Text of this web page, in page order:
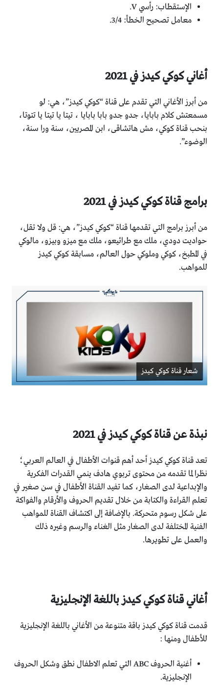
الإستقطاب: رأسي V.
معامل تصحيح الخطأ: 3/4.
أغاني كوكي كيدز في 2021
من أبرز الأغاني التي تقدم على قناة “كوكي كيدز”، هي: لو
مسمعتش كلام بابايا، جدو جدو بابا بابايا ، تيتا يا تيتا يا تتوتا،
بنحب قناة كوكي، مش هاتشاقى، ابن المصريين، سنة ورا سنة،
الوضوء”.
برامج قناة كوكي كيدز في 2021
من أبرز برامج التي تقدمها قناة “كوكي كيدز”، هي: قل ولا تقل،
حواديت دودي، ملك مع طرائيعو، ملك مع ميزو وبيزو، مالوكي
في المطبخ، كوكي وملوكي حول العالم، مسابقة كوكي كيدز
للمواهب.
شعار قناة كوكي كيدز
نبذة عن قناة كوكي كيدز في 2021
تعد قناة كوكي كيدز أحد أهم قنوات الأطفال في العالم العربي؛
نظرا لما تقدمه من محتوى تربوي هادف ينمي القدرات الفكرية
والإبداعية لدى الصغار، كما تفيد القناة الأطفال في سن صغير في
تعلم القراءة والكتابة من خلال تقديم الحروف والأرقام والفواكة
على شكل رسوم متحركة. بالإضافة إلى اكتشاف القناة للمواهب
الفنية المختلفة لدى الصغار مثل الغناء والرسم وغيره ذلك
والعمل على تطويرها.
أغاني قناة كوكي كيدز باللغة الإنجليزية
قدمت قناة كوكي كيدز باقة متنوعة من الأغاني باللغة الإنجليزية
للأطفال ومنها :
أغنية الحروف ABC التي تعلم الاطفال نطق وشكل الحروف
الإنجليزية.